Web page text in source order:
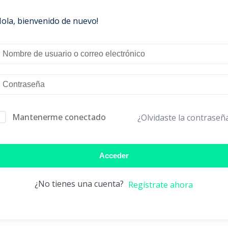
bienvenido de nuevo!
Mantenerme conectado ¿Olvidaste la
Acceder
¿No tienes una cuenta? Regístrate ahora